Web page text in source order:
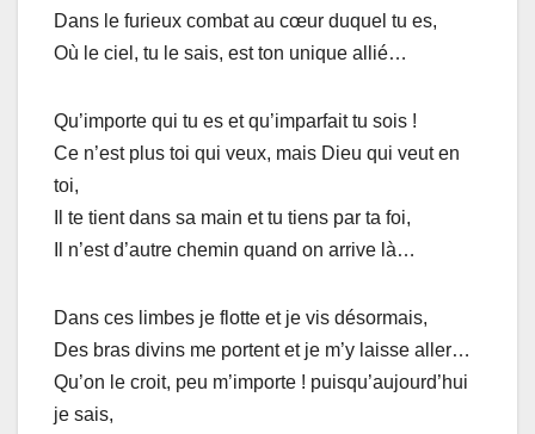
Dans le furieux combat au cœur duquel tu es,
Où le ciel, tu le sais, est ton unique allié…
Qu’importe qui tu es et qu’imparfait tu sois !
Ce n’est plus toi qui veux, mais Dieu qui veut en
toi,
Il te tient dans sa main et tu tiens par ta foi,
Il n’est d’autre chemin quand on arrive là…
Dans ces limbes je flotte et je vis désormais,
Des bras divins me portent et je m’y laisse aller…
Qu’on le croit, peu m’importe ! puisqu’aujourd’hui
je sais,